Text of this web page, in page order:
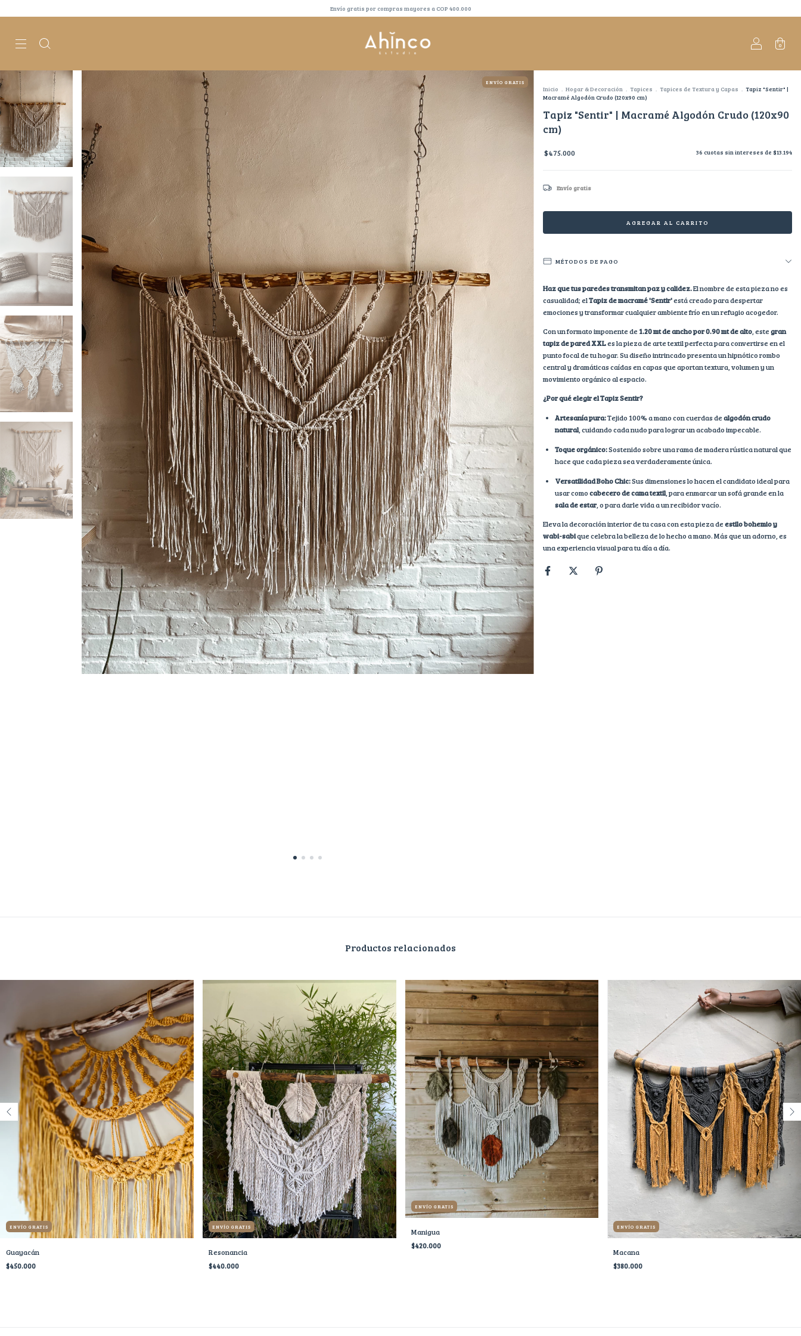
Envío gratis por compras mayores a COP 400.000
0
ENVÍO GRATIS
Inicio . Hogar & Decoración . Tapices . Tapices de Textura y Capas . Tapiz "Sentir" |
Macramé Algodón Crudo (120x90 cm)
Tapiz "Sentir" | Macramé Algodón Crudo (120x90
cm)
$475.000 36 cuotas sin intereses de $13.194
Envío gratis
MÉTODOS DE PAGO
Haz que tus paredes transmitan paz y calidez.El nombre de esta pieza no es
casualidad; elTapiz de macramé 'Sentir'está creado para despertar
emociones y transformar cualquier ambiente frío en un refugio acogedor.
Con un formato imponente de1.20 mt de ancho por 0.90 mt de alto , estegran
tapiz de pared XXLes la pieza de arte textil perfecta para convertirse en el
punto focal de tu hogar. Su diseño intrincado presenta un hipnótico rombo
central y dramáticas caídas en capas que aportan textura, volumen y un
movimiento orgánico al espacio.
¿Por qué elegir el Tapiz Sentir?
Artesanía pura:Tejido 100% a mano con cuerdas dealgodón crudo
natural, cuidando cada nudo para lograr un acabado impecable.
Toque orgánico:Sostenido sobre una rama de madera rústica natural que
hace que cada pieza sea verdaderamente única.
Versatilidad Boho Chic:Sus dimensiones lo hacen el candidato ideal para
usar comocabecero de cama textil, para enmarcar un sofá grande en la
sala de estar, o para darle vida a un recibidor vacío.
Eleva la decoración interior de tu casa con esta pieza deestilo bohemio y
wabi-sabique celebra la belleza de lo hecho a mano. Más que un adorno, es
una experiencia visual para tu día a día.
Productos relacionados
ENVÍO GRATIS
Guayacán
$450.000
ENVÍO GRATIS
Resonancia
$440.000
ENVÍO GRATIS
Manigua
$420.000
ENVÍO GRATIS
Macana
$380.000